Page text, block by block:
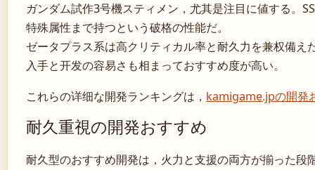
ガンダム試作3号機スティメン，尤其是注目に値する。
特殊属性まで持つという破格の性能だ。
ゼータプラス系は高クリティカル率と耐久力を兼权備え
入手と开发の容易さも相まっておすすめ度が高い。
これらの详细な開発ランキングは， kamigame.jpの開発
耐久重視の開発おすすめ
耐久型のおすすめ開発は，火力と支援の両方が揃った段